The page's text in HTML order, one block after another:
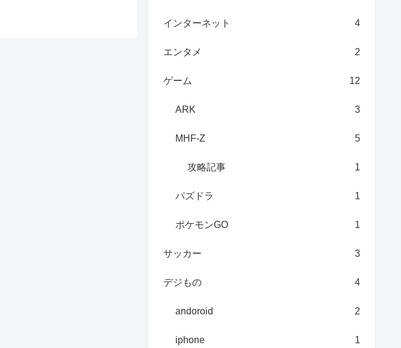
インターネット 4
エンタメ 2
ゲーム 12
ARK 3
MHF-Z 5
攻略記事 1
パズドラ 1
ポケモンGO 1
サッカー 3
デジもの 4
andoroid 2
iphone 1